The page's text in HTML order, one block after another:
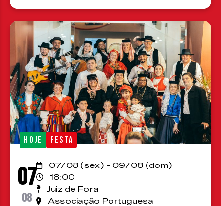
HOJE FESTA
07
08
07/08 (sex) - 09/08 (dom)
18:00
Juiz de Fora
Associação Portuguesa